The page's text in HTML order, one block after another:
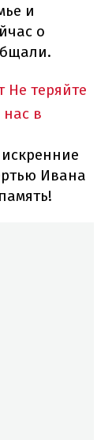
и
о
Не теряйте
в
Ивана